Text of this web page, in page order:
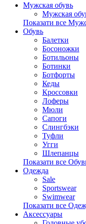
Мужская обувь
Мужская
Показати все
Обувь
Балетки
Босоножки
Ботильоны
Ботинки
Ботфорты
Кеды
Кроссовки
Лоферы
Мюли
Сапоги
Слингбэки
Туфли
Угги
Шлепанцы
Показати все
Одежда
Sale
Sportswear
Swimwear
Показати все
Аксессуары